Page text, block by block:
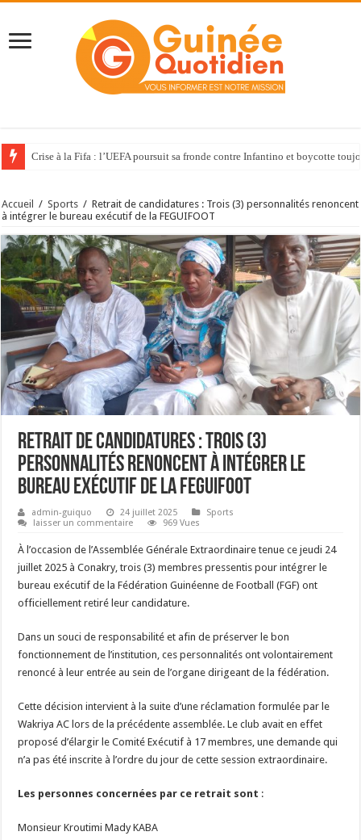
Crise à la Fifa : l’UEFA poursuit sa fronde contre Infantino et boycotte
Accueil / Sports / Retrait de candidatures : Trois (3) personnalités renoncent
à intégrer le bureau exécutif de la FEGUIFOOT
Retrait de candidatures : Trois (3)
personnalités renoncent à intégrer le
bureau exécutif de la FEGUIFOOT
admin-guiquo 24 juillet 2025
Sports
laisser un commentaire
969 Vues
À l’occasion de l’Assemblée Générale Extraordinaire tenue ce jeudi 24
juillet 2025 à Conakry, trois (3) membres pressentis pour intégrer le
bureau exécutif de la Fédération Guinéenne de Football (FGF) ont
officiellement retiré leur candidature.
Dans un souci de responsabilité et afin de préserver le bon
fonctionnement de l’institution, ces personnalités ont volontairement
renoncé à leur entrée au sein de l’organe dirigeant de la fédération.
Cette décision intervient à la suite d’une réclamation formulée par le
Wakriya AC lors de la précédente assemblée. Le club avait en effet
proposé d’élargir le Comité Exécutif à 17 membres, une demande qui
n’a pas été inscrite à l’ordre du jour de cette session extraordinaire.
Les personnes concernées par ce retrait sont :
Monsieur Kroutimi Mady KABA